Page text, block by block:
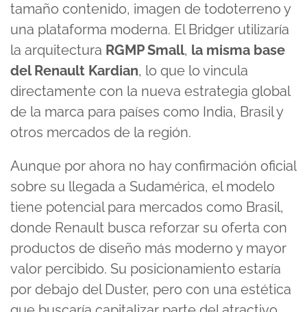
tamaño contenido, imagen de todoterreno y
una plataforma moderna. El Bridger utilizaría
la arquitectura RGMP Small, la misma base
del Renault Kardian, lo que lo vincula
directamente con la nueva estrategia global
de la marca para países como India, Brasil y
otros mercados de la región.
Aunque por ahora no hay confirmación oficial
sobre su llegada a Sudamérica, el modelo
tiene potencial para mercados como Brasil,
donde Renault busca reforzar su oferta con
productos de diseño más moderno y mayor
valor percibido. Su posicionamiento estaría
por debajo del Duster, pero con una estética